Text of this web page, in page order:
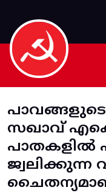
സഖാവ്
പാതകളിൽ
ജ്വലിക്കുന്ന